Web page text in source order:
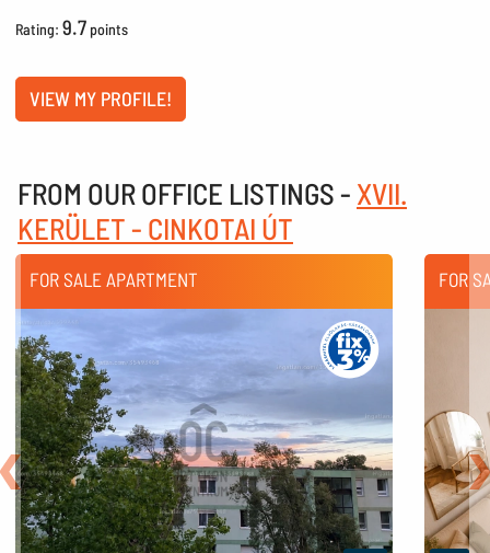
Rating:9.7 points
VIEW MY PROFILE!
FROM OUR OFFICE LISTINGS - XVII.
KERÜLET - CINKOTAI ÚT
FOR SALE APARTMENT FOR
Back